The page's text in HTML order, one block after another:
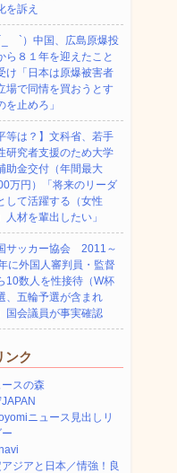
を訴え
´_ゝ`）中国、広島原爆投
ら８１年を迎えたこと
け「日本は原爆被害者
場で同情を買おうとす
を止めろ」
等は？】文科省、若手
研究者支援のため大学
助金交付（年間最大
万円）「将来のリーダ
して活躍する（女性
人材を輩出したい」
サッカー協会 2011～
に外国人審判員・監督
10数人を性接待（W杯
、五輪予選が含まれ
国会議員が事実確認
ンク
スの森
ニュース見出しリ
ジアと日本／情強！良